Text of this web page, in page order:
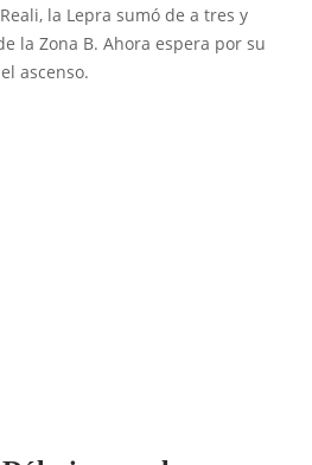
la Lepra sumó de a tres y
la Zona B. Ahora espera por su
ascenso.